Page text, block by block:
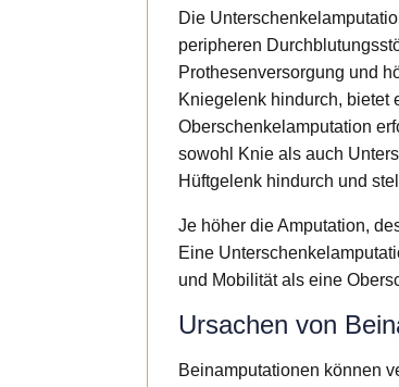
Die
peripheren
Prothesenversorgung und
Kniegelenk hindurch, bietet
Oberschenkelamputation
sowohl Knie als auch
Hüftgelenk hindurch und
Je höher die Amputation,
Eine
und Mobilität als eine
Ursachen von
Beinamputationen können